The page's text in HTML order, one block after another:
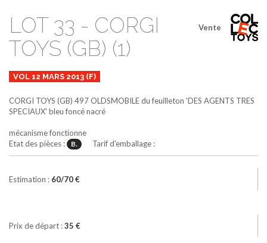
Vente
LOT 33 - CORGI
TOYS (GB) (1)
VOL 12 MARS 2013 (F)
CORGI TOYS (GB) 497OLDSMOBILE du feuilleton 'DES AGENTS TRES
SPECIAUX' bleu foncé nacré
mécanisme fonctionne
Etat des pièces :
B. Tarif d'emballage :
Estimation : 60/70 €
Prix de départ :35 €